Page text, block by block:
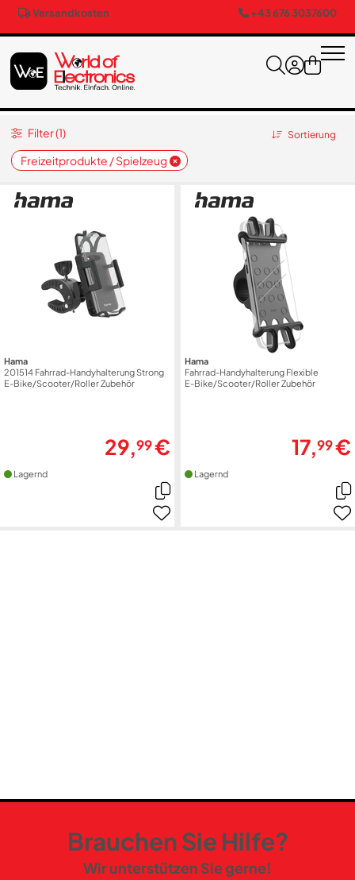
Versandkosten +43 676 3037600
Sortierung
Freizeitprodukte / Spielzeug
Filter (1)
Hama
201514 Fahrrad-Handyhalterung Strong
E-Bike/Scooter/Roller Zubehör
29,99€
Lagernd
Hama
Fahrrad-Handyhalterung Flexible
E-Bike/Scooter/Roller Zubehör
17,99€
Lagernd
Brauchen Sie Hilfe?
Wir unterstützen Sie gerne!